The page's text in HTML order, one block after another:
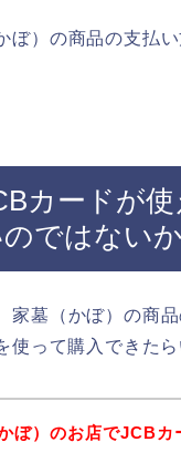
ぼ）の商品の支払
カードが
ではないか
家墓（かぼ）の商
使って購入できた
ぼ）のお店でJCBカ